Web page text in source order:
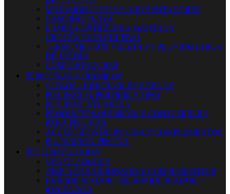
MATAMOSQUITOS Y AHUYENTADORES
CAMPING-PLAYA
LÁMINA ANTIHIERBA MANTAS Y
GEOTÉXTILES CULTIVO
TERMOMETROS VELETAS Y PLUVIÓMETROS
DE JARDÍN
COMPOSTADORES
 PISCINAS Y QUIMICOS
JUEGOS - HINCHABLES Y RELAX
PISCINAS SUPERFICIE Y SPAS
PISCINAS INFLABLES
PRODUCTOS QUIMICOS Y CONSUMIBLES
PARA PISCINAS
ACCESORIOS DE PISCINA Y COMPLEMENTOS
FILTRACION PISCINA
 CLIMATIZACION
VENTILADORES
AIRE ACONDICIONADO Y COMPLEMENTOS
HUMIDIFICADOR - DESUMIDIFICADOR -
IONIZADOR